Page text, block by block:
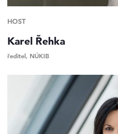
HOST
Karel Řehka
ředitel, NÚKIB